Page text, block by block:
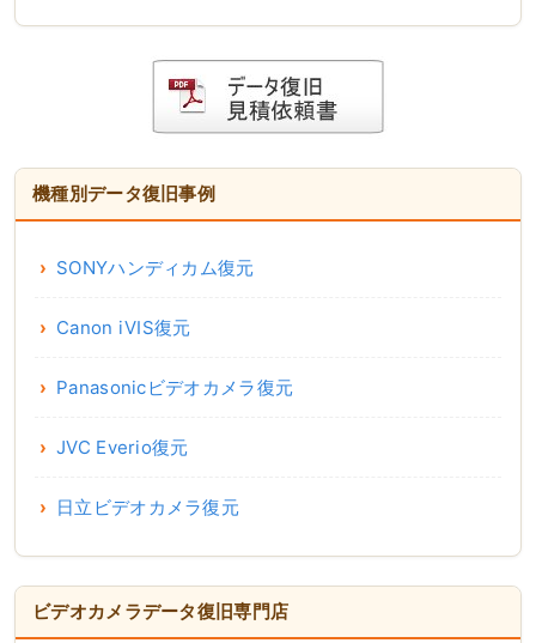
機種別データ復旧事例
SONYハンディカム復元
Canon iVIS復元
Panasonicビデオカメラ復元
JVC Everio復元
日立ビデオカメラ復元
ビデオカメラデータ復旧専門店